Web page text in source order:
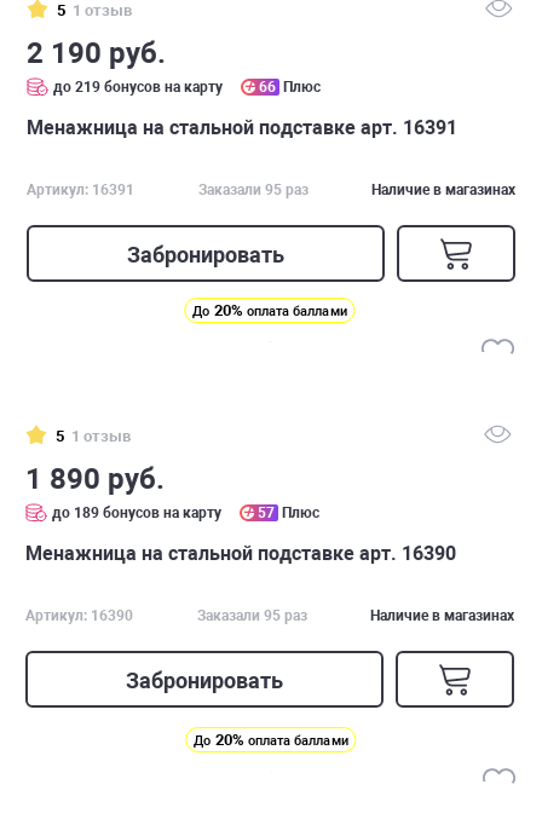
5 1 отзыв
2 190 руб.
до 219 бонусов на карту 66 Плюс
Менажница на стальной подставке арт. 16391
Артикул: 16391 Заказали 95 раз Наличие в магазинах
Забронировать
До 20% оплата баллами
5 1 отзыв
1 890 руб.
до 189 бонусов на карту 57 Плюс
Менажница на стальной подставке арт. 16390
Артикул: 16390 Заказали 95 раз Наличие в магазинах
Забронировать
До 20% оплата баллами